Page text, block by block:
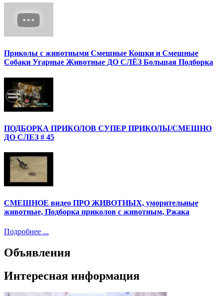
Приколы с животными Смешные Кошки и Смешные
Собаки Угарные Животные ДО СЛЁЗ Большая Подборка
ПОДБОРКА ПРИКОЛОВ СУПЕР ПРИКОЛЫ/СМЕШНО
ДО СЛЕЗ # 45
СМЕШНОЕ видео ПРО ЖИВОТНЫХ, уморительные
животные, Подборка приколов с животным, Ржака
Подробнее ...
Объявления
Интересная информация